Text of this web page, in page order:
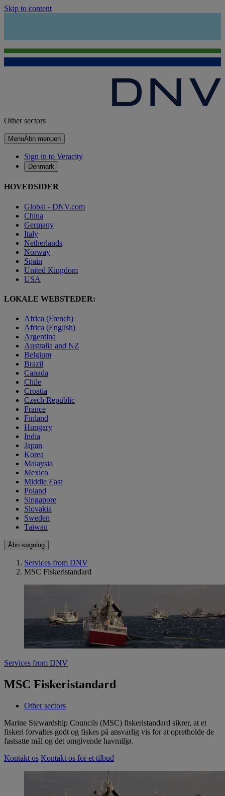
Skip to content
Other sectors
MenuÅbn menuen
Sign in to Veracity
Denmark
HOVEDSIDER
Global - DNV.com
China
Germany
Italy
Netherlands
Norway
Spain
United Kingdom
USA
LOKALE WEBSTEDER:
Africa (French)
Africa (English)
Argentina
Australia and NZ
Belgium
Brazil
Canada
Chile
Croatia
Czech Republic
France
Finland
Hungary
India
Japan
Korea
Malaysia
Mexico
Middle East
Poland
Singapore
Slovakia
Sweden
Taiwan
Åbn søgning
Services from DNV
MSC Fiskeristandard
Services from DNV
MSC Fiskeristandard
Other sectors
Marine Stewardship Councils (MSC) fiskeristandard sikrer, at et
fiskeri forvaltes godt og fiskes på ansvarlig vis for at opretholde de
fastsatte mål og det omgivende havmiljø.
Kontakt os Kontakt os for et tilbud